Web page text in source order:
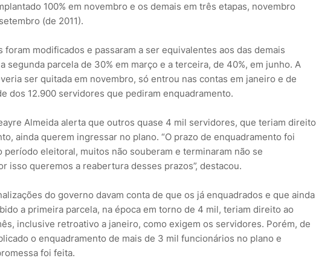
100% em novembro e os demais em três etapas, novembro
(de 2011).
foram modificados e passaram a ser equivalentes aos das demais
segunda parcela de 30% em março e a terceira, de 40%, em junho. A
ser quitada em novembro, só entrou nas contas em janeiro e de
dos 12.900 servidores que pediram enquadramento.
Almeida alerta que outros quase 4 mil servidores, que teriam direito
ainda querem ingressar no plano. “O prazo de enquadramento foi
período eleitoral, muitos não souberam e terminaram não se
isso queremos a reabertura desses prazos”, destacou.
do governo davam conta de que os já enquadrados e que ainda
a primeira parcela, na época em torno de 4 mil, teriam direito ao
inclusive retroativo a janeiro, como exigem os servidores. Porém, de
o enquadramento de mais de 3 mil funcionários no plano e
foi feita.